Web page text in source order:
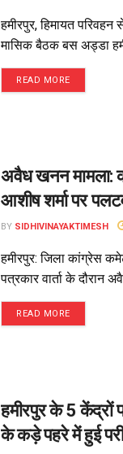
हमीरपुर, हिमायत परिवहन
मासिक बैठक बस अड्डा
READ MORE
अवैध खनन मामला:
आशीष शर्मा पर
BY SIDHIVINAYAKTIMESH
हमीरपुर: जिला कांग्रेस
पत्रकार वार्ता के दौरान
READ MORE
हमीरपुर के 5 केंद्रों
के कड़े पहरे में हुई